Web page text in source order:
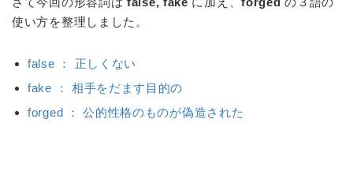
使い方を整理しました。
false ： 正しくない
fake ： 相手をだます目的の
forged ： 公的性格のものが偽造された